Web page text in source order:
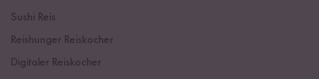
Sushi Reis
Reishunger Reiskocher
Digitaler Reiskocher